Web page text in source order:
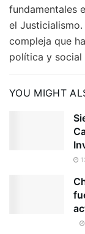
fundamentales
el
compleja que
política y social
YOU MIGHT